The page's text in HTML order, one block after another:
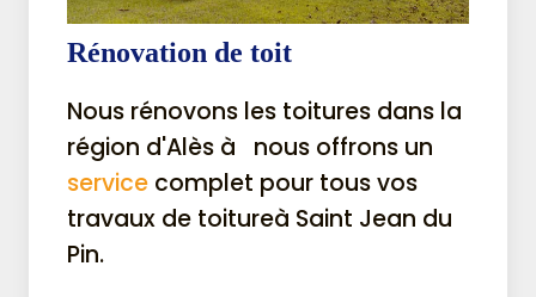
Rénovation de toit
Nous rénovons les toitures dans la
région d'Alès à nous offrons un
service complet pour tous vos
travaux de toitureà Saint Jean du
Pin.